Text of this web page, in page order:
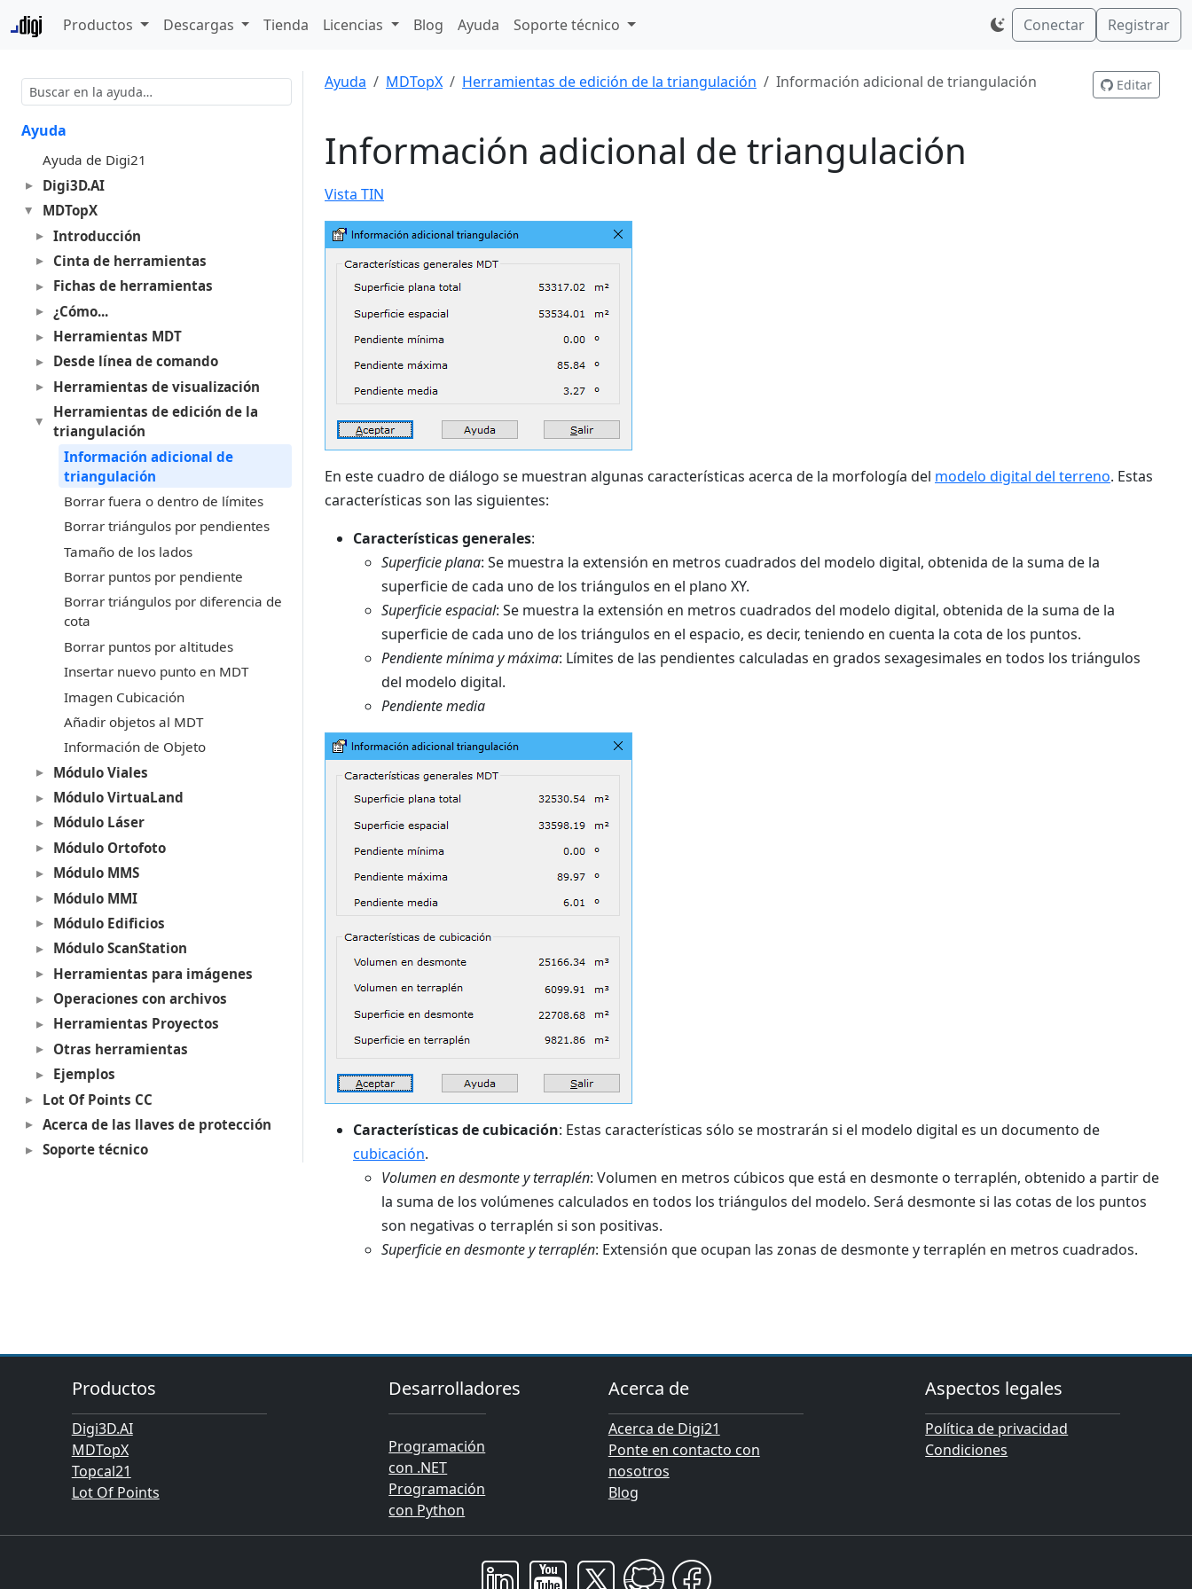
Productos Descargas Tienda Licencias Blog Ayuda Soporte técnico Conectar Registrar
Ayuda
Ayuda de Digi21
Digi3D.AI
MDTopX
Introducción
Cinta de herramientas
Fichas de herramientas
¿Cómo...
Herramientas MDT
Desde línea de comando
Herramientas de visualización
Herramientas de edición de la
triangulación
Información adicional de
triangulación
Borrar fuera o dentro de límites
Borrar triángulos por pendientes
Tamaño de los lados
Borrar puntos por pendiente
Borrar triángulos por diferencia de
cota
Borrar puntos por altitudes
Insertar nuevo punto en MDT
Imagen Cubicación
Añadir objetos al MDT
Información de Objeto
Módulo Viales
Módulo VirtuaLand
Módulo Láser
Módulo Ortofoto
Módulo MMS
Módulo MMI
Módulo Edificios
Módulo ScanStation
Herramientas para imágenes
Operaciones con archivos
Herramientas Proyectos
Otras herramientas
Ejemplos
Lot Of Points CC
Acerca de las llaves de protección
Soporte técnico
Ayuda MDTopX Herramientas de edición de la triangulación Información adicional de triangulación Editar
Información adicional de triangulación
Vista TIN
En este cuadro de diálogo se muestran algunas características acerca de la morfología del modelo digital del terreno. Estas
características son las siguientes:
Características generales:
Superficie plana: Se muestra la extensión en metros cuadrados del modelo digital, obtenida de la suma de la
superficie de cada uno de los triángulos en el plano XY.
Superficie espacial: Se muestra la extensión en metros cuadrados del modelo digital, obtenida de la suma de la
superficie de cada uno de los triángulos en el espacio, es decir, teniendo en cuenta la cota de los puntos.
Pendiente mínima y máxima: Límites de las pendientes calculadas en grados sexagesimales en todos los triángulos
del modelo digital.
Pendiente media
Características de cubicación: Estas características sólo se mostrarán si el modelo digital es un documento de
cubicación.
Volumen en desmonte y terraplén: Volumen en metros cúbicos que está en desmonte o terraplén, obtenido a partir de
la suma de los volúmenes calculados en todos los triángulos del modelo. Será desmonte si las cotas de los puntos
son negativas o terraplén si son positivas.
Superficie en desmonte y terraplén: Extensión que ocupan las zonas de desmonte y terraplén en metros cuadrados.
Productos
Digi3D.AI
MDTopX
Topcal21
Lot Of Points
Desarrolladores
Programación
con .NET
Programación
con Python
Acerca de
Acerca de Digi21
Ponte en contacto con
nosotros
Blog
Aspectos legales
Política de privacidad
Condiciones